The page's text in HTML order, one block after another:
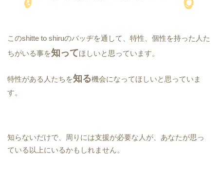
このshitte to shiruのバッヂを通して、特性、個性を持った人た
ちがいる事を知ってほしいと思っています。
特性がある人たちを知る機会になってほしいと思っていま
す。
知らないだけで、周りには支援が必要な人が、あなたが思っ
ている以上にいるかもしれません。